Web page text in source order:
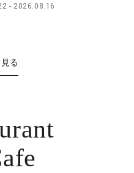
2026.08.16
る